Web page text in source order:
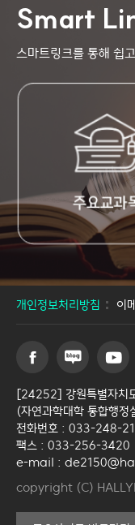
Smart
스마트링크를 통해 쉽
주요교과
개인정보처리방침 이
[24252] 강원특별자치
(자연과학대학 통합행정
전화번호 : 033-248-
팩스 : 033-256-3420
e-mail :
copyright (C)